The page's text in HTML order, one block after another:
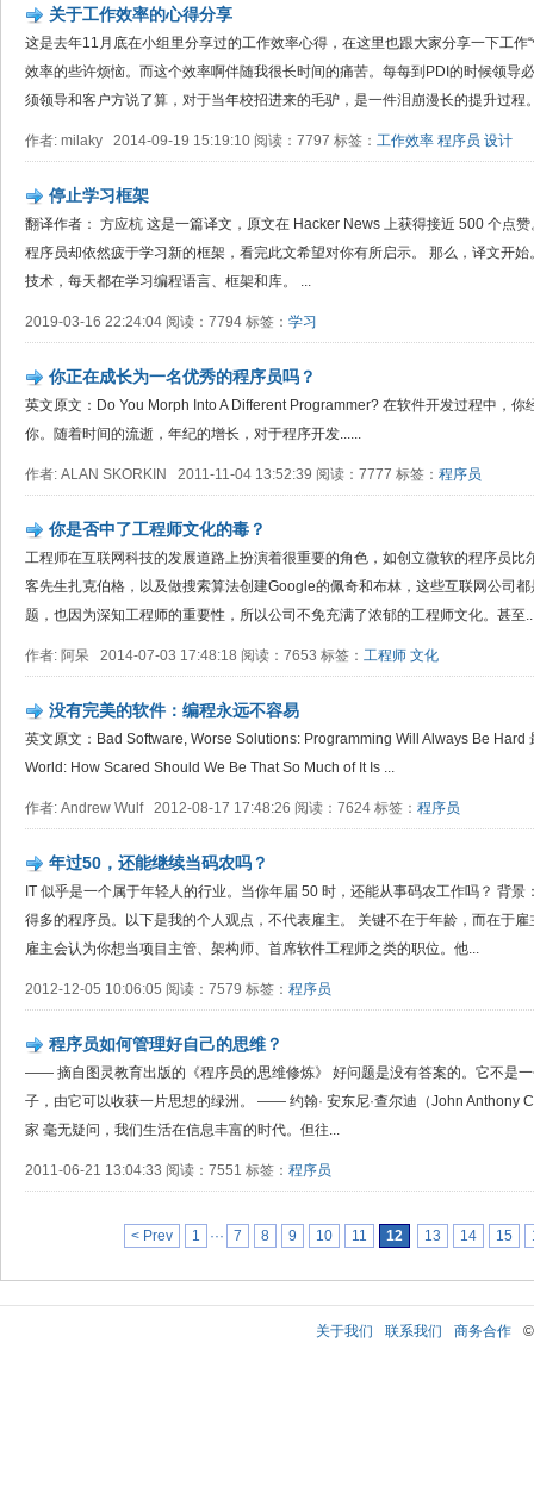
关于工作效率的心得分享
这是去年11月底在小组里分享过的工作效率心得，在这里也跟大家分享一下工作
效率的些许烦恼。而这个效率啊伴随我很长时间的痛苦。每每到PDI的时候领导
须领导和客户方说了算，对于当年校招进来的毛驴，是一件泪崩漫长的提升过程
作者: milaky 2014-09-19 15:19:10 阅读：7797 标签： 工作效率 程序员 设计
停止学习框架
翻译作者： 方应杭 这是一篇译文，原文在 Hacker News 上获得接近 500 个点
程序员却依然疲于学习新的框架，看完此文希望对你有所启示。 那么，译文开
技术，每天都在学习编程语言、框架和库。 ...
2019-03-16 22:24:04 阅读：7794 标签： 学习
你正在成长为一名优秀的程序员吗？
英文原文：Do You Morph Into A Different Programmer? 在软件开发过程中，
你。随着时间的流逝，年纪的增长，对于程序开发......
作者: ALAN SKORKIN 2011-11-04 13:52:39 阅读：7777 标签： 程序员
你是否中了工程师文化的毒？
工程师在互联网科技的发展道路上扮演着很重要的角色，如创立微软的程序员比
客先生扎克伯格，以及做搜索算法创建Google的佩奇和布林，这些互联网公司
题，也因为深知工程师的重要性，所以公司不免充满了浓郁的工程师文化。甚至
作者: 阿呆 2014-07-03 17:48:18 阅读：7653 标签： 工程师 文化
没有完美的软件：编程永远不容易
英文原文：Bad Software, Worse Solutions: Programming Will Always Be Hard
World: How Scared Should We Be That So Much of It Is ...
作者: Andrew Wulf 2012-08-17 17:48:26 阅读：7624 标签： 程序员
年过50，还能继续当码农吗？
IT 似乎是一个属于年轻人的行业。当你年届 50 时，还能从事码农工作吗？ 背
得多的程序员。以下是我的个人观点，不代表雇主。 关键不在于年龄，而在于
雇主会认为你想当项目主管、架构师、首席软件工程师之类的职位。他...
2012-12-05 10:06:05 阅读：7579 标签： 程序员
程序员如何管理好自己的思维？
—— 摘自图灵教育出版的《程序员的思维修炼》 好问题是没有答案的。它不是
子，由它可以收获一片思想的绿洲。 —— 约翰· 安东尼·查尔迪（John Anthony
家 毫无疑问，我们生活在信息丰富的时代。但往...
2011-06-21 13:04:33 阅读：7551 标签： 程序员
< Prev 1 ··· 7 8 9 10 11 12 13 14 15
关于我们 联系我们 商务合作